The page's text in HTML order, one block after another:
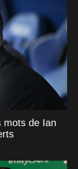
mots de Ian